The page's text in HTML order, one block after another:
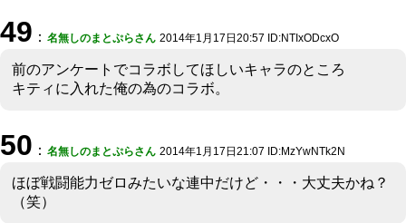
49 ： 名無しのまとぷらさん 2014年1月17日20:57 ID:NTIxODcxO
前のアンケートでコラボしてほしいキャラのところ
キティに入れた俺の為のコラボ。
50 ： 名無しのまとぷらさん 2014年1月17日21:07 ID:MzYwNTk2N
ほぼ戦闘能力ゼロみたいな連中だけど・・・大丈夫かね？
（笑）